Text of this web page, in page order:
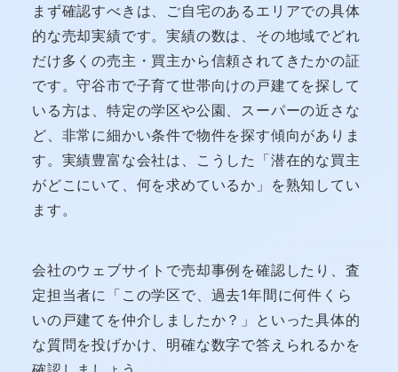
まず確認すべきは、ご自宅のあるエリアでの具体
的な売却実績です。実績の数は、その地域でどれ
だけ多くの売主・買主から信頼されてきたかの証
です。守谷市で子育て世帯向けの戸建てを探して
いる方は、特定の学区や公園、スーパーの近さな
ど、非常に細かい条件で物件を探す傾向がありま
す。実績豊富な会社は、こうした「潜在的な買主
がどこにいて、何を求めているか」を熟知してい
ます。
会社のウェブサイトで売却事例を確認したり、査
定担当者に「この学区で、過去1年間に何件くら
いの戸建てを仲介しましたか？」といった具体的
な質問を投げかけ、明確な数字で答えられるかを